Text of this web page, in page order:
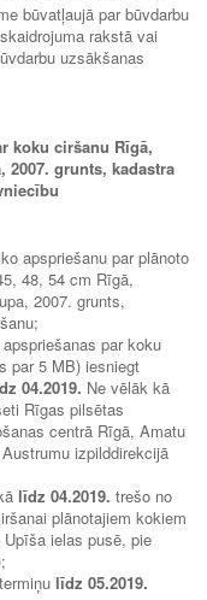
būvatļaujā par būvdarbu
rakstā vai
uzsākšanas
koku ciršanu Rīgā,
2007. grunts, kadastra
apspriešanu par plānoto
48, 54 cm Rīgā,
2007. grunts,
par koku
par 5 MB) iesniegt
04.2019. Ne vēlāk kā
Rīgas pilsētas
centrā Rīgā, Amatu
izpilddirekcijā
līdz 04.2019. trešo no
plānotajiem kokiem
ielas pusē, pie
līdz 05.2019.